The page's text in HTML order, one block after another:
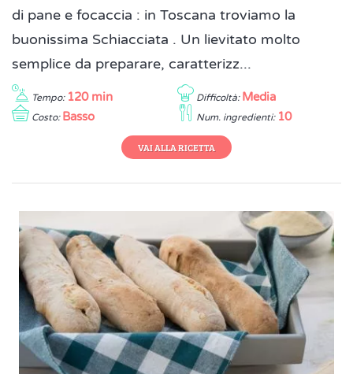
di pane e focaccia : in Toscana troviamo la
buonissima Schiacciata . Un lievitato molto
semplice da preparare, caratterizz...
Tempo: 120 min Difficoltà: Media
Costo: Basso Num. ingredienti: 10
VAI ALLA RICETTA